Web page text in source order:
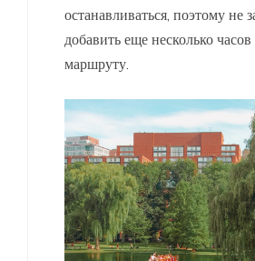
останавливаться, поэтому не
добавить еще несколько
маршруту.